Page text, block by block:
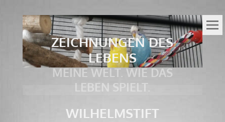
ZEICHNUNGEN DES
LEBENS
MEINE WELT. WIE DAS
LEBEN SPIELT.
WILHELMSTIFT